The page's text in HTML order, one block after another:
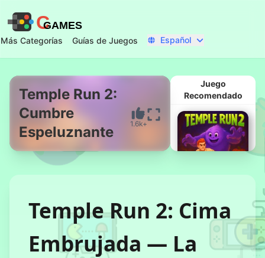
CGAMES
Más Categorías Guías de Juegos Español
Temple Run 2:
Cumbre
Espeluznante
1.6k+
Juego
Recomendado
Temple Run 2:
Cumbre
Espeluznante
Temple Run 2: Cima
Embrujada — La